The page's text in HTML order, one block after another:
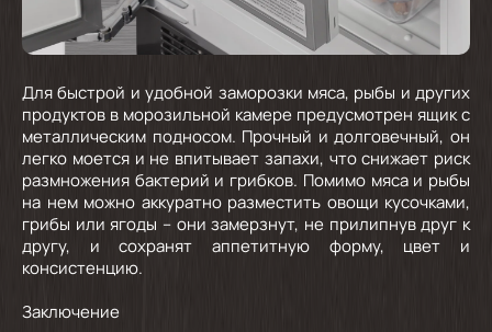
Для быстрой и удобной заморозки мяса, рыбы и других
продуктов в морозильной камере предусмотрен ящик с
металлическим подносом. Прочный и долговечный, он
легко моется и не впитывает запахи, что снижает риск
размножения бактерий и грибков. Помимо мяса и рыбы
на нем можно аккуратно разместить овощи кусочками,
грибы или ягоды – они замерзнут, не прилипнув друг к
другу, и сохранят аппетитную форму, цвет и
консистенцию.
Заключение